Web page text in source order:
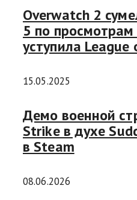
Overwatch 2
5 по
уступила League
15.05.2025
Демо военной
Strike в духе
в Steam
08.06.2026